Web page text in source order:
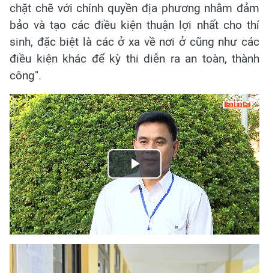
chặt chẽ với chính quyền địa phương nhằm đảm
bảo và tạo các điều kiện thuận lợi nhất cho thí
sinh, đặc biệt là các ở xa về nơi ở cũng như các
điều kiện khác để kỳ thi diễn ra an toàn, thành
công".
Play
Video